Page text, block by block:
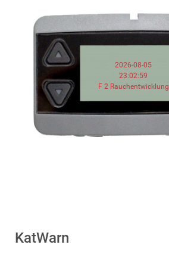
2026-08-05
23:02:59
F 2 Rauchentwicklung
KatWarn